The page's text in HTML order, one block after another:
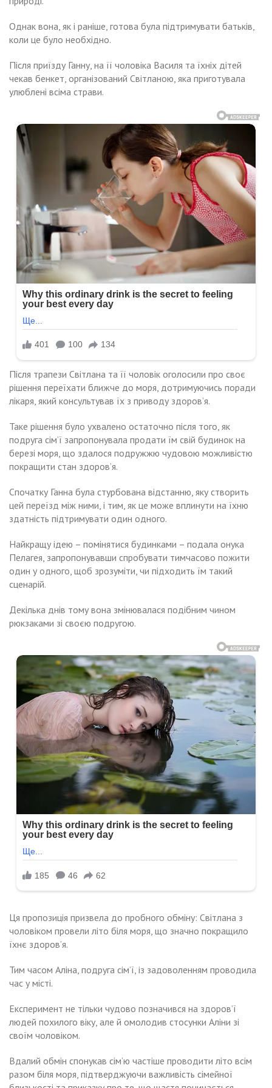
Однак вона, як і раніше, готова була підтримувати батьків,
коли це було необхідно.
Після приїзду Ганну, на її чоловіка Василя та їхніх дітей
чекав бенкет, організований Світланою, яка приготувала
улюблені всіма страви.
Після трапези Світлана та її чоловік оголосили про своє
рішення переїхати ближче до моря, дотримуючись поради
лікаря, який консультував їх з приводу здоров’я.
Таке рішення було ухвалено остаточно після того, як
подруга сім’ї запропонувала продати їм свій будинок на
березі моря, що здалося подружжю чудовою можливістю
покращити стан здоров’я.
Спочатку Ганна була стурбована відстанню, яку створить
цей переїзд між ними, і тим, як це може вплинути на їхню
здатність підтримувати один одного.
Найкращу ідею – помінятися будинками – подала онука
Пелагея, запропонувавши спробувати тимчасово пожити
один у одного, щоб зрозуміти, чи підходить їм такий
сценарій.
Декілька днів тому вона змінювалася подібним чином
рюкзаками зі своєю подругою.
Ця пропозиція призвела до пробного обміну: Світлана з
чоловіком провели літо біля моря, що значно покращило
їхнє здоров’я.
Тим часом Аліна, подруга сім’ї, із задоволенням проводила
час у місті.
Експеримент не тільки чудово позначився на здоров’ї
людей похилого віку, але й омолодив стосунки Аліни зі
своїм чоловіком.
Вдалий обмін спонукав сім’ю частіше проводити літо всім
разом біля моря, підтверджуючи важливість сімейної